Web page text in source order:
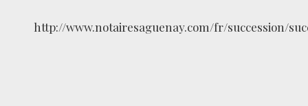
http://www.notairesaguenay.com/fr/succession/